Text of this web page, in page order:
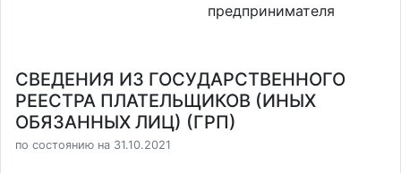
предпринимателя
СВЕДЕНИЯ ИЗ ГОСУДАРСТВЕННОГО
РЕЕСТРА ПЛАТЕЛЬЩИКОВ (ИНЫХ
ОБЯЗАННЫХ ЛИЦ) (ГРП)
по состоянию на 31.10.2021